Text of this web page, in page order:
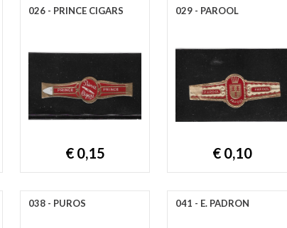
026 - PRINCE CIGARS
€ 0,15
029 - PAROOL
€ 0,10
038 - PUROS 041 - E. PADRON